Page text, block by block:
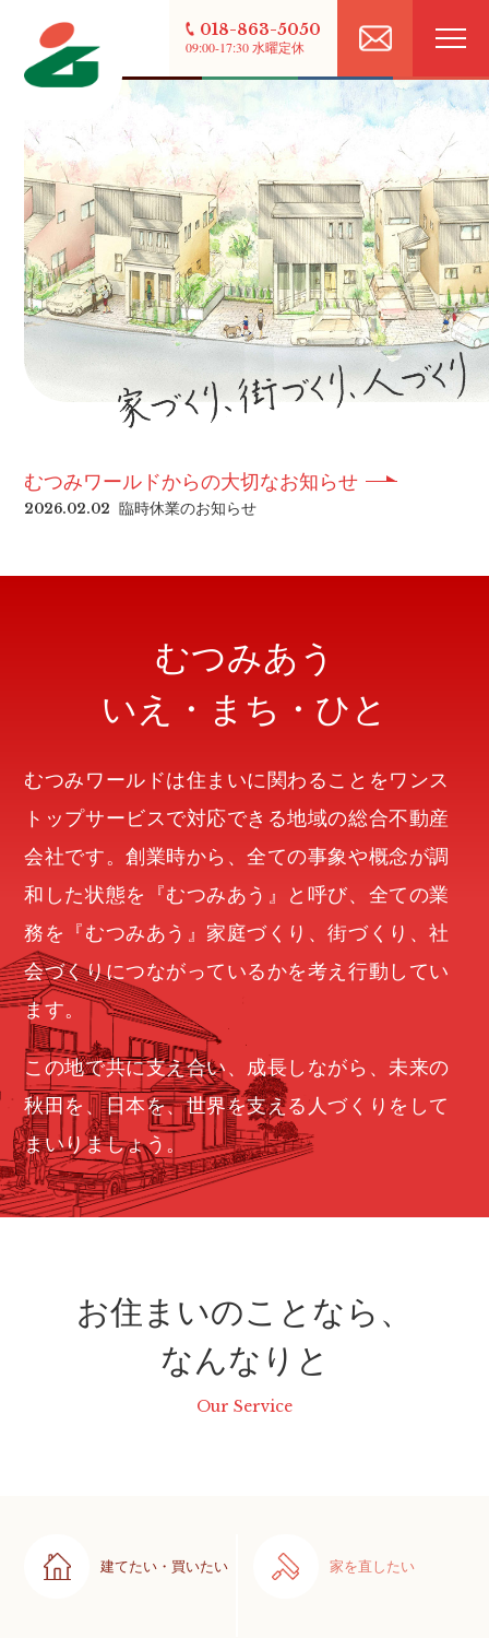
018-863-5050
09:00-17:30 水曜定休
むつみワールドからの大切なお知らせ
2026.02.02 臨時休業のお知らせ
むつみあう
いえ・まち・ひと
むつみワールドは住まいに関わることをワンス
トップサービスで対応できる地域の総合不動産
会社です。創業時から、全ての事象や概念が調
和した状態を『むつみあう』と呼び、全ての業
務を『むつみあう』家庭づくり、街づくり、社
会づくりにつながっているかを考え行動してい
ます。
この地で共に支え合い、成長しながら、未来の
秋田を、日本を、世界を支える人づくりをして
まいりましょう。
お住まいのことなら、
なんなりと
Our Service
建てたい・買いたい 家を直したい